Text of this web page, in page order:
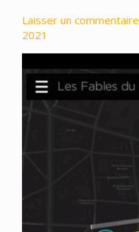
Laisser un commentaire
2021